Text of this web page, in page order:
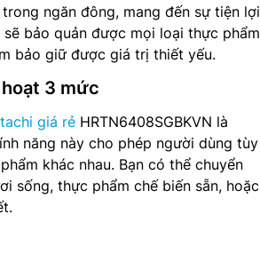
ngăn đông, mang đến sự tiện lợi
bảo quản được mọi loại thực phẩm
bảo giữ được giá trị thiết yếu.
3 mức
giá rẻ HRTN6408SGBKVN là
năng này cho phép người dùng tùy
khác nhau. Bạn có thể chuyển
sống, thực phẩm chế biến sẵn, hoặc